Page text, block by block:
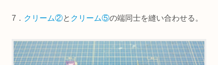
7． クリーム②と クリーム⑤の端同士を縫い合わせる。